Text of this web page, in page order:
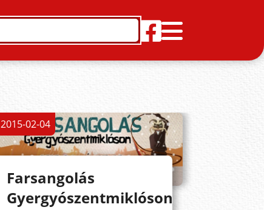
2015-02-04
Farsangolás
Gyergyószentmiklóson